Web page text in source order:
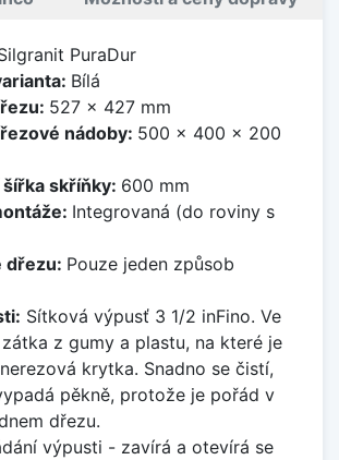
PuraDur
Bílá
527 x 427 mm
nádoby: 500 x 400 x 200
skříňky: 600 mm
Integrovaná (do roviny s
dřezu: Pouze jeden způsob
Sítková výpusť 3 1/2 inFino. Ve
z gumy a plastu, na které je
krytka. Snadno se čistí,
pěkně, protože je pořád v
dřezu.
výpusti - zavírá a otevírá se